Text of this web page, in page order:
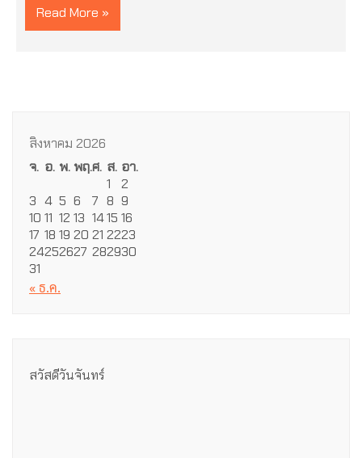
Read More »
สิงหาคม 2026
จ. อ. พ.พฤ.ศ. ส. อา.
1
2
3 4 5 6 7 8 9
10 11 12 13 1415 16
17 18 19 20 21 2223
24252627 282930
31
« ธ.ค.
สวัสดีวันจันทร์